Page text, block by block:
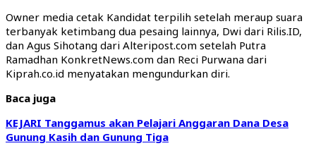
Owner media cetak Kandidat terpilih setelah meraup suara
terbanyak ketimbang dua pesaing lainnya, Dwi dari Rilis.ID,
dan Agus Sihotang dari Alteripost.com setelah Putra
Ramadhan KonkretNews.com dan Reci Purwana dari
Kiprah.co.id menyatakan mengundurkan diri.
Baca juga
KEJARI Tanggamus akan Pelajari Anggaran Dana Desa
Gunung Kasih dan Gunung Tiga